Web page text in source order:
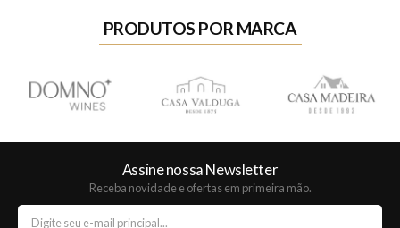
PRODUTOS POR MARCA
Assine nossa Newsletter
Receba novidade e ofertas em primeira mão.